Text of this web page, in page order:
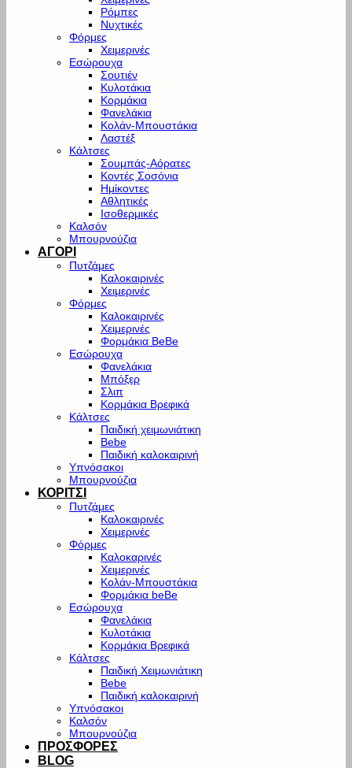
Ρόμπες
Νυχτικές
Φόρμες
Χειμερινές
Εσώρουχα
Σουτιέν
Κυλοτάκια
Κορμάκια
Φανελάκια
Κολάν-Μπουστάκια
Λαστέξ
Κάλτσες
Σουμπάς-Αόρατες
Κοντές Σοσόνια
Ημίκοντες
Αθλητικές
Ισοθερμικές
Καλσόν
Μπουρνούζια
ΑΓΟΡΙ
Πυτζάμες
Καλοκαιρινές
Χειμερινές
Φόρμες
Καλοκαιρινές
Χειμερινές
Φορμάκια BeBe
Εσώρουχα
Φανελάκια
Μπόξερ
Σλιπ
Κορμάκια Βρεφικά
Κάλτσες
Παιδική χειμωνιάτικη
Bebe
Παιδική καλοκαιρινή
Υπνόσακοι
Μπουρνούζια
ΚΟΡΙΤΣΙ
Πυτζάμες
Καλοκαιρινές
Χειμερινές
Φόρμες
Καλοκαρινές
Χειμερινές
Κολάν-Μπουστάκια
Φορμάκια beBe
Εσώρουχα
Φανελάκια
Κυλοτάκια
Κορμάκια Βρεφικά
Κάλτσες
Παιδική Χειμωνιάτικη
Bebe
Παιδική καλοκαιρινή
Υπνόσακοι
Καλσόν
Μπουρνούζια
ΠΡΟΣΦΟΡΕΣ
BLOG